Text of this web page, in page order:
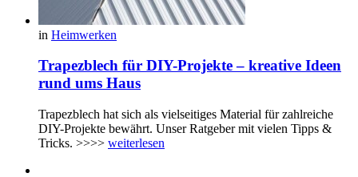
in Heimwerken
Trapezblech für DIY-Projekte – kreative Ideen
rund ums Haus
Trapezblech hat sich als vielseitiges Material für zahlreiche
DIY-Projekte bewährt. Unser Ratgeber mit vielen Tipps &
Tricks. >>>> weiterlesen